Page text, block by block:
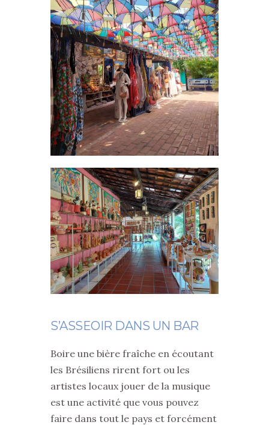
S’ASSEOIR DANS UN BAR
Boire une bière fraîche en écoutant
les Brésiliens rirent fort ou les
artistes locaux jouer de la musique
est une activité que vous pouvez
faire dans tout le pays et forcément